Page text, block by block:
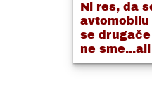
Ni res, da
avtomobilu
se
ne